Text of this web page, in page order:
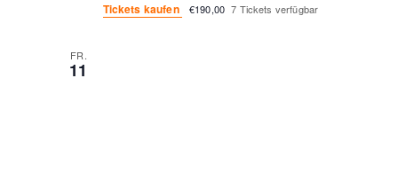
Tickets kaufen €190,00 7 Tickets verfügbar
FR.
11